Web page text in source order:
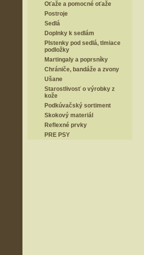
Oťaže a pomocné oťaže
Postroje
Sedlá
Doplnky k sedlám
Plstenky pod sedlá, tlmiace
podložky
Martingaly a poprsníky
Chrániče, bandáže a zvony
Ušane
Starostlivosť o výrobky z
kože
Podkúvačský sortiment
Skokový materiál
Reflexné prvky
PRE PSY